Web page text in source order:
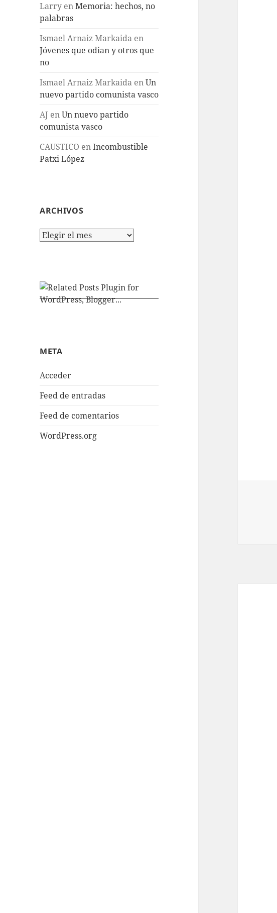
Larry enMemoria: hechos, no
palabras
Ismael Arnaiz Markaida en
Jóvenes que odian y otros que
no
Ismael Arnaiz Markaida enUn
nuevo partido comunista vasco
AJ enUn nuevo partido
comunista vasco
CAUSTICO enIncombustible
Patxi López
ARCHIVOS
Archivos
META
Acceder
Feed de entradas
Feed de comentarios
WordPress.org